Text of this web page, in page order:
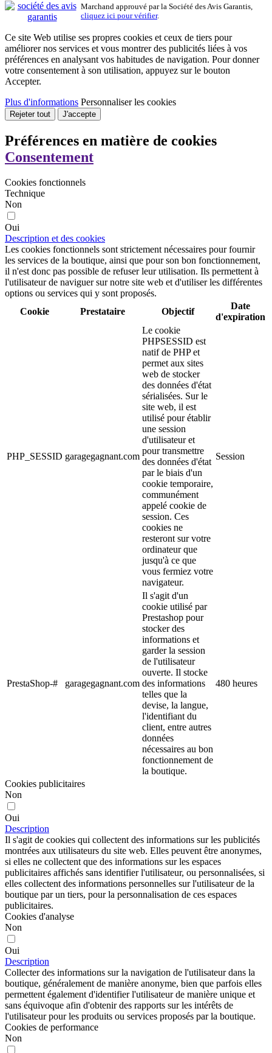
Marchand approuvé par la Société des Avis Garantis,
cliquez ici pour vérifier.
Ce site Web utilise ses propres cookies et ceux de tiers pour
améliorer nos services et vous montrer des publicités liées à vos
préférences en analysant vos habitudes de navigation. Pour donner
votre consentement à son utilisation, appuyez sur le bouton
Accepter.
Plus d'informations Personnaliser les cookies
Rejeter tout J'accepte
Préférences en matière de cookies
Consentement
Cookies fonctionnels
Technique
Non
Oui
Description et des cookies
Les cookies fonctionnels sont strictement nécessaires pour fournir
les services de la boutique, ainsi que pour son bon fonctionnement,
il n'est donc pas possible de refuser leur utilisation. Ils permettent à
l'utilisateur de naviguer sur notre site web et d'utiliser les différentes
options ou services qui y sont proposés.
Cookie
Prestataire Objectif
Date
d'expiration
PHP_SESSID garagegagnant.com
Le cookie
PHPSESSID est
natif de PHP et
permet aux sites
web de stocker
des données d'état
sérialisées. Sur le
site web, il est
utilisé pour établir
une session
d'utilisateur et
pour transmettre
des données d'état
par le biais d'un
cookie temporaire,
communément
appelé cookie de
session. Ces
cookies ne
resteront sur votre
ordinateur que
jusqu'à ce que
vous fermiez votre
navigateur.
Session
PrestaShop-# garagegagnant.com
Il s'agit d'un
cookie utilisé par
Prestashop pour
stocker des
informations et
garder la session
de l'utilisateur
ouverte. Il stocke
des informations
telles que la
devise, la langue,
l'identifiant du
client, entre autres
données
nécessaires au bon
fonctionnement de
la boutique.
480 heures
Cookies publicitaires
Non
Oui
Description
Il s'agit de cookies qui collectent des informations sur les publicités
montrées aux utilisateurs du site web. Elles peuvent être anonymes,
si elles ne collectent que des informations sur les espaces
publicitaires affichés sans identifier l'utilisateur, ou personnalisées, si
elles collectent des informations personnelles sur l'utilisateur de la
boutique par un tiers, pour la personnalisation de ces espaces
publicitaires.
Cookies d'analyse
Non
Oui
Description
Collecter des informations sur la navigation de l'utilisateur dans la
boutique, généralement de manière anonyme, bien que parfois elles
permettent également d'identifier l'utilisateur de manière unique et
sans équivoque afin d'obtenir des rapports sur les intérêts de
l'utilisateur pour les produits ou services proposés par la boutique.
Cookies de performance
Non